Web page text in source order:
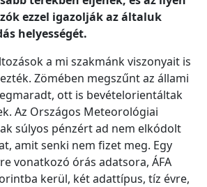
ezzel igazolják az általuk
helyességét.
a mi szakmánk viszonyait is
Zömében megszűnt az állami
ott is bevételorientáltak
Az Országos Meteorológiai
súlyos pénzért ad nem elkódolt
amit senki nem fizet meg. Egy
vonatkozó órás adatsora, ÁFA
kerül, két adattípus, tíz évre,